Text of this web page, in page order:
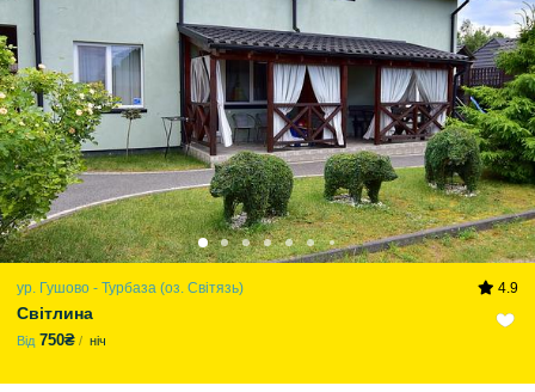
ур. Гушово - Турбаза (оз. Світязь) 4.9
Світлина
Від 750₴ ніч